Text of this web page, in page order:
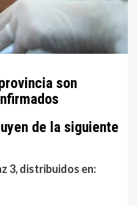
son
de la siguiente
3, distribuidos en: